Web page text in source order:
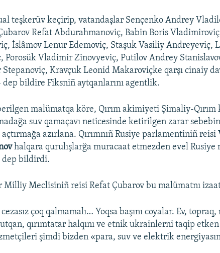
teşkerüv keçirip, vatandaşlar Sençenko Andrey
Refat Abdurahmanoviç, Babin Boris
İslâmov Lenur Edemoviç, Staşuk Vasiliy Andreyeviç,
Porosük Vladimir Zinovyeviç, Putilov Andrey
Kravçuk Leonid Makaroviçke qarşı cinaiy
dep bildire Fiksniñ aytqanlarını agentlik.
malümatqa köre, Qırım akimiyeti Şimaliy-Qırım
suv qamaçavı neticesinde ketirilgen zarar
açtırmağa azırlana. Qırımnıñ Rusiye parlamentiniñ reisi
halqara qurulışlarğa muracaat etmezden evel
dep bildirdi.
Milliy Meclisiniñ reisi Refat Çubarov bu malümatnı
çoq qalmamalı… Yoqsa başını coyalar. Ev,
qırımtatar halqını ve etnik ukrainlerni taqip
şimdi bizden «para, suv ve elektrik